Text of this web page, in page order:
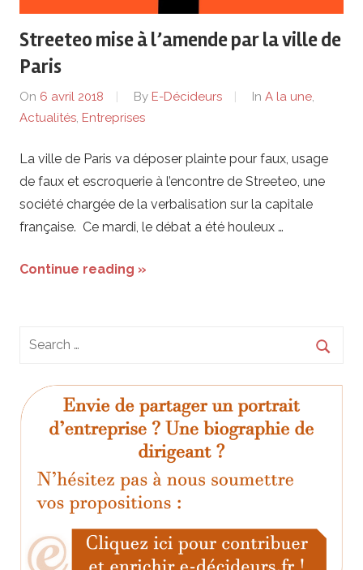
de
lentreprise
et
ses
dirigeants
Streeteo mise à l’amende par la ville de
Paris
On 6 avril 2018 By E-Décideurs In A la une,
Actualités, Entreprises
La ville de Paris va déposer plainte pour faux, usage
de faux et escroquerie à l’encontre de Streeteo, une
société chargée de la verbalisation sur la capitale
française. Ce mardi, le débat a été houleux …
Continue reading »